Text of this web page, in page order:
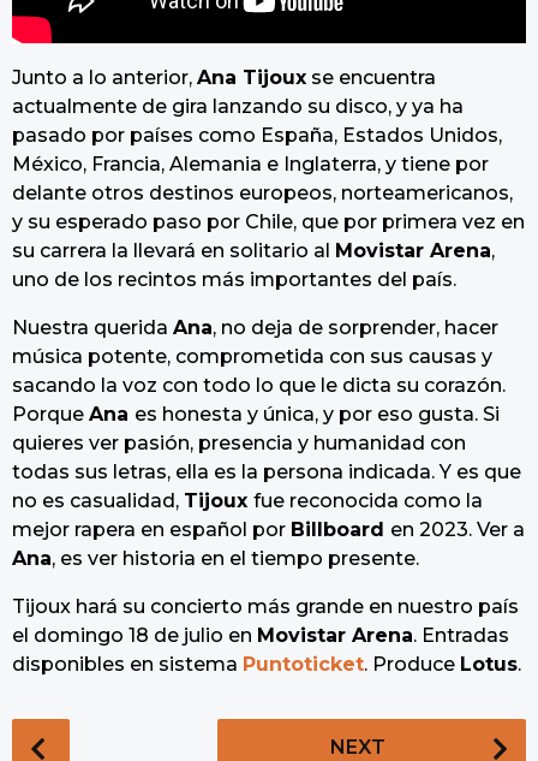
Junto a lo anterior, Ana Tijoux se encuentra
actualmente de gira lanzando su disco, y ya ha
pasado por países como España, Estados Unidos,
México, Francia, Alemania e Inglaterra, y tiene por
delante otros destinos europeos, norteamericanos,
y su esperado paso por Chile, que por primera vez en
su carrera la llevará en solitario al Movistar Arena,
uno de los recintos más importantes del país.
Nuestra querida Ana, no deja de sorprender, hacer
música potente, comprometida con sus causas y
sacando la voz con todo lo que le dicta su corazón.
Porque Ana es honesta y única, y por eso gusta. Si
quieres ver pasión, presencia y humanidad con
todas sus letras, ella es la persona indicada. Y es que
no es casualidad, Tijoux fue reconocida como la
mejor rapera en español por Billboard en 2023. Ver a
Ana, es ver historia en el tiempo presente.
Tijoux hará su concierto más grande en nuestro país
el domingo 18 de julio en Movistar Arena. Entradas
disponibles en sistema Puntoticket. Produce Lotus.
NEXT